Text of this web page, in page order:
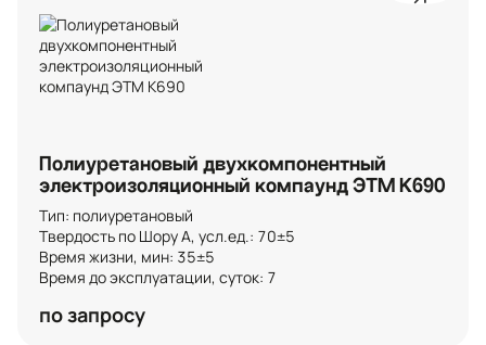
Полиуретановый двухкомпонентный
электроизоляционный компаунд ЭТМ К690
Тип: полиуретановый
Твердость по Шору А, усл.ед.: 70±5
Время жизни, мин: 35±5
Время до эксплуатации, суток: 7
по запросу